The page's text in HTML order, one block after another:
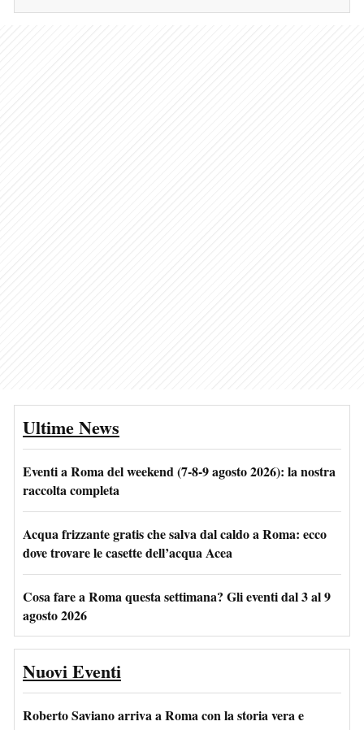
Ultime News
Eventi a Roma del weekend (7-8-9 agosto 2026): la nostra
raccolta completa
Acqua frizzante gratis che salva dal caldo a Roma: ecco
dove trovare le casette dell’acqua Acea
Cosa fare a Roma questa settimana? Gli eventi dal 3 al 9
agosto 2026
Nuovi Eventi
Roberto Saviano arriva a Roma con la storia vera e